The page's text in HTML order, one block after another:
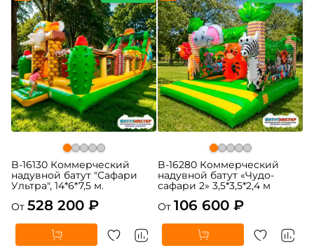
B-16130 Коммерческий
надувной батут "Сафари
Ультра", 14*6*7,5 м.
От 528 200 ₽
B-16280 Коммерческий
надувной батут «Чудо-
сафари 2» 3,5*3,5*2,4 м
От 106 600 ₽